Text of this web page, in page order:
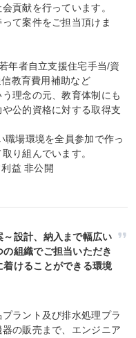
貢献を行っています。
て案件をご担当頂けま
年者自立支援住宅手当/資
教育費用補助など
理念の元、教育体制にも
公的資格に対する取得支
り組んでいます。
益 非公開
設計、納入まで幅広い
組織でご担当いただき
着けることができる環境
ラント及び排水処理プラ
の販売まで、エンジニア